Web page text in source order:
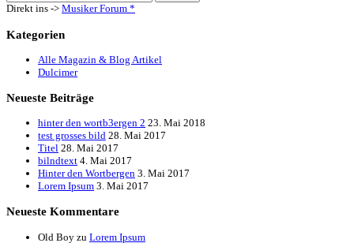
Direkt ins -> Musiker Forum *
Kategorien
Alle Magazin & Blog Artikel
Dulcimer
Neueste Beiträge
hinter den wortb3ergen 2 23. Mai 2018
test grosses bild 28. Mai 2017
Titel 28. Mai 2017
bilndtext 4. Mai 2017
Hinter den Wortbergen 3. Mai 2017
Lorem Ipsum 3. Mai 2017
Neueste Kommentare
Old Boy zu Lorem Ipsum